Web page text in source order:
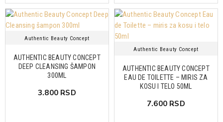
Authentic Beauty Concept
AUTHENTIC BEAUTY CONCEPT
DEEP CLEANSING ŠAMPON
300ML
3.800 RSD
Authentic Beauty Concept
AUTHENTIC BEAUTY CONCEPT
EAU DE TOILETTE – MIRIS ZA
KOSU I TELO 50ML
7.600 RSD